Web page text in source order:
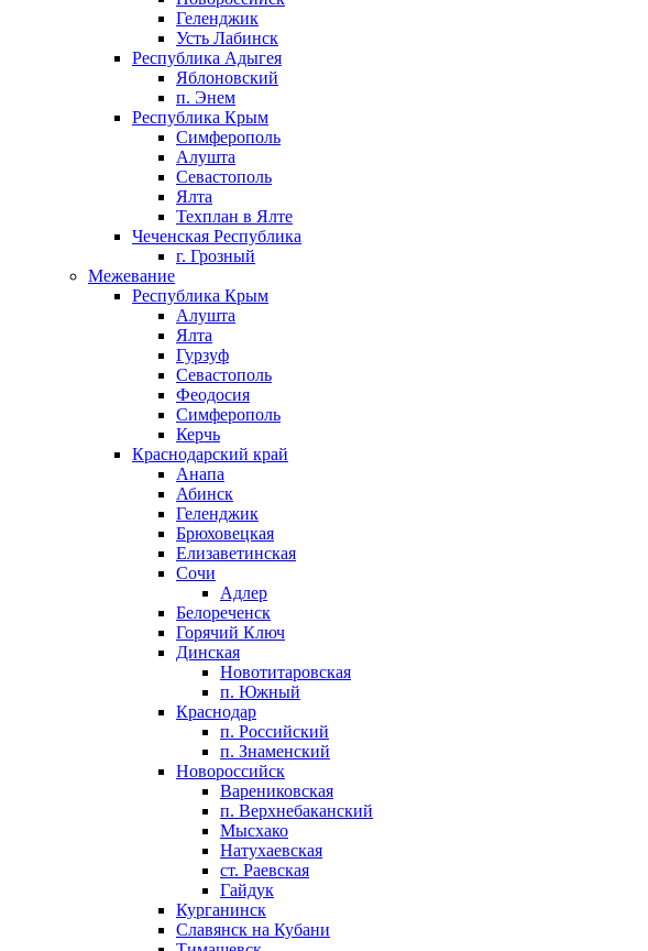
Геленджик
Усть Лабинск
Республика Адыгея
Яблоновский
п. Энем
Республика Крым
Симферополь
Алушта
Севастополь
Ялта
Техплан в Ялте
Чеченская Республика
г. Грозный
Межевание
Республика Крым
Алушта
Ялта
Гурзуф
Севастополь
Феодосия
Симферополь
Керчь
Краснодарский край
Анапа
Абинск
Геленджик
Брюховецкая
Елизаветинская
Сочи
Адлер
Белореченск
Горячий Ключ
Динская
Новотитаровская
п. Южный
Краснодар
п. Российский
п. Знаменский
Новороссийск
Варениковская
п. Верхнебаканский
Мысхако
Натухаевская
ст. Раевская
Гайдук
Курганинск
Славянск на Кубани